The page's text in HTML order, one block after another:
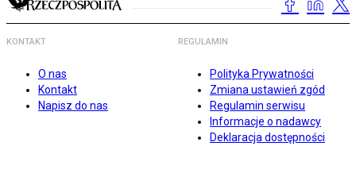
KONTAKT
O nas
Kontakt
Napisz do nas
REGULAMIN
Polityka Prywatności
Zmiana ustawień zgód
Regulamin serwisu
Informacje o nadawcy
Deklaracja dostępności